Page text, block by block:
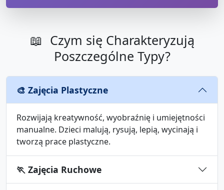
📖 Czym się Charakteryzują
Poszczególne Typy?
🎨 Zajęcia Plastyczne
Rozwijają kreatywność, wyobraźnię i umiejętności
manualne. Dzieci malują, rysują, lepią, wycinają i
tworzą prace plastyczne.
🏃 Zajęcia Ruchowe